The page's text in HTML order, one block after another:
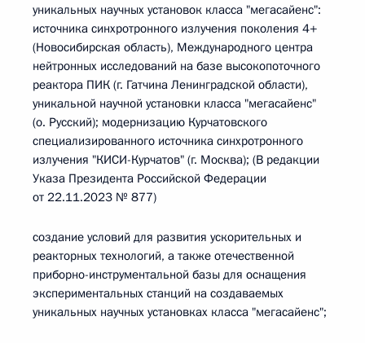
уникальных научных установок класса "мегасайенс":
источника синхротронного излучения поколения 4+
(Новосибирская область), Международного центра
нейтронных исследований на базе высокопоточного
реактора ПИК (г. Гатчина Ленинградской области),
уникальной научной установки класса "мегасайенс"
(о. Русский); модернизацию Курчатовского
специализированного источника синхротронного
излучения "КИСИ-Курчатов" (г. Москва); (В редакции
Указа Президента Российской Федерации
от 22.11.2023 № 877)
создание условий для развития ускорительных и
реакторных технологий, а также отечественной
приборно-инструментальной базы для оснащения
экспериментальных станций на создаваемых
уникальных научных установках класса "мегасайенс";